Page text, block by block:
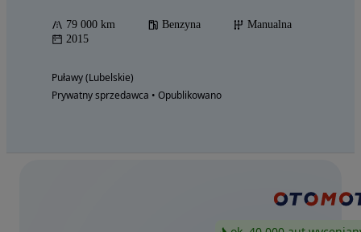
79 000 km Benzyna
Manualna
2015
Puławy (Lubelskie)
Prywatny sprzedawca • Opublikowano